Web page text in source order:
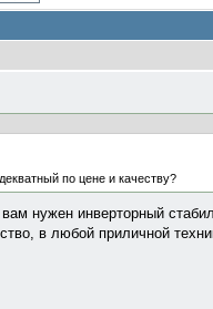
по цене и качеству?
нужен инверторный
в любой приличной